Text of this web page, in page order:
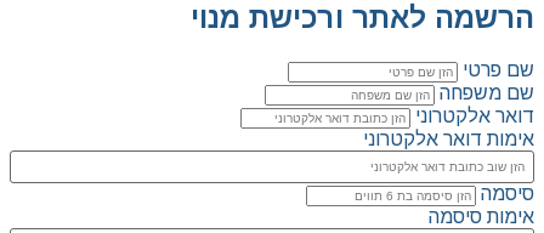
הרשמה לאתר ורכישת מנוי
שם פרטי
שם משפחה
דואר אלקטרוני
אימות דואר אלקטרוני
סיסמה
אימות סיסמה